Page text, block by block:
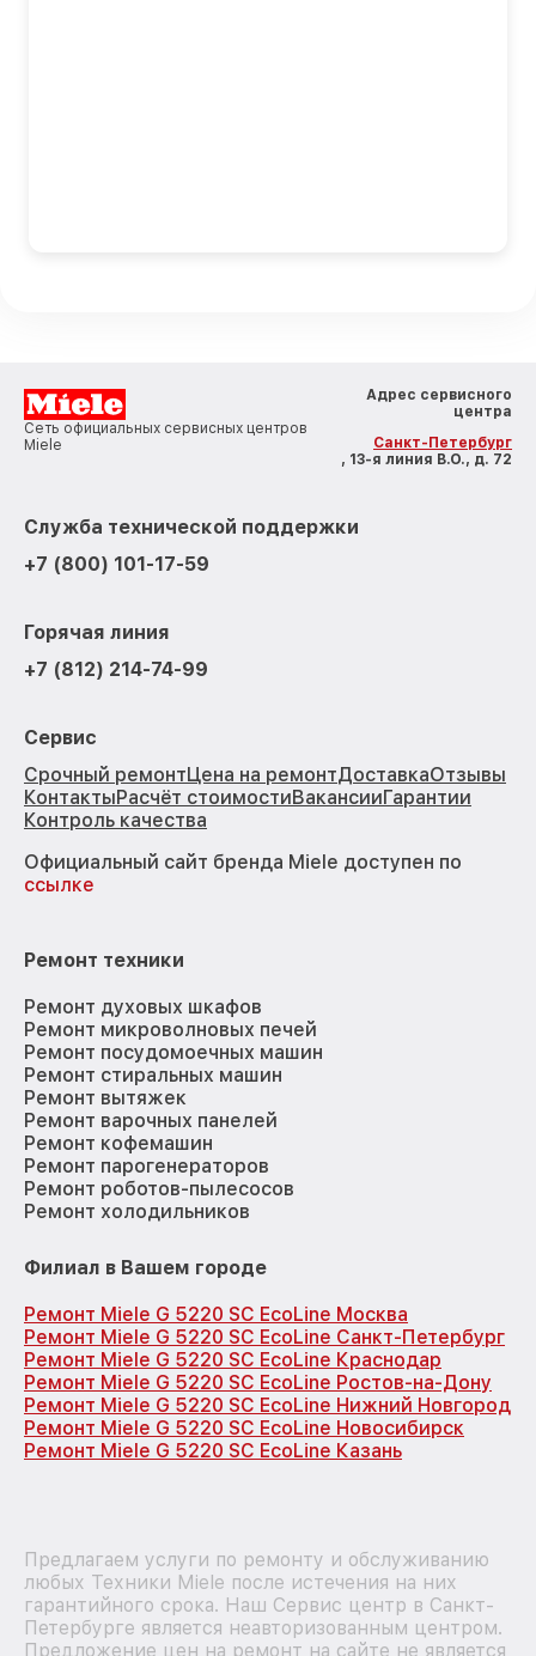
Сеть официальных сервисных центров
Miele
Адрес сервисного
центра
Санкт-Петербург
, 13-я линия В.О., д. 72
Служба технической поддержки
+7 (800) 101-17-59
Горячая линия
+7 (812) 214-74-99
Сервис
Срочный ремонтЦена на ремонтДоставкаОтзывы
КонтактыРасчёт стоимостиВакансииГарантии
Контроль качества
Официальный сайт бренда Miele доступен по
ссылке
Ремонт техники
Ремонт духовых шкафов
Ремонт микроволновых печей
Ремонт посудомоечных машин
Ремонт стиральных машин
Ремонт вытяжек
Ремонт варочных панелей
Ремонт кофемашин
Ремонт парогенераторов
Ремонт роботов-пылесосов
Ремонт холодильников
Филиал в Вашем городе
Ремонт Miele G 5220 SC EcoLine Москва
Ремонт Miele G 5220 SC EcoLine Санкт-Петербург
Ремонт Miele G 5220 SC EcoLine Краснодар
Ремонт Miele G 5220 SC EcoLine Ростов-на-Дону
Ремонт Miele G 5220 SC EcoLine Нижний Новгород
Ремонт Miele G 5220 SC EcoLine Новосибирск
Ремонт Miele G 5220 SC EcoLine Казань
Предлагаем услуги по ремонту и обслуживанию
любых Техники Miele после истечения на них
гарантийного срока. Наш Сервис центр в Санкт-
Петербурге является неавторизованным центром.
Предложение цен на ремонт на сайте не является